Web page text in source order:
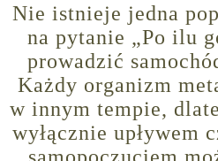
Nie istnieje jedna
na pytanie „Po ilu
prowadzić
Każdy organizm
w innym tempie,
wyłącznie upływem
samopoczuciem